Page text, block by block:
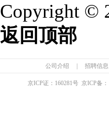
Copyright ©
返回顶部
公司介绍 招聘信息
京ICP证： 160281号 京ICP备：